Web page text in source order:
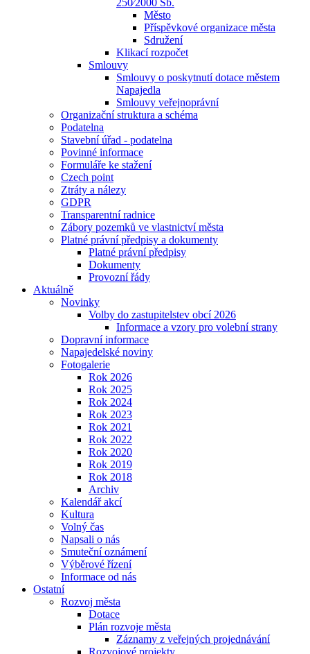
250⁄2000 Sb.
Město
Příspěvkové organizace města
Sdružení
Klikací rozpočet
Smlouvy
Smlouvy o poskytnutí dotace městem
Napajedla
Smlouvy veřejnoprávní
Organizační struktura a schéma
Podatelna
Stavební úřad - podatelna
Povinné informace
Formuláře ke stažení
Czech point
Ztráty a nálezy
GDPR
Transparentní radnice
Zábory pozemků ve vlastnictví města
Platné právní předpisy a dokumenty
Platné právní předpisy
Dokumenty
Provozní řády
Aktuálně
Novinky
Volby do zastupitelstev obcí 2026
Informace a vzory pro volební strany
Dopravní informace
Napajedelské noviny
Fotogalerie
Rok 2026
Rok 2025
Rok 2024
Rok 2023
Rok 2021
Rok 2022
Rok 2020
Rok 2019
Rok 2018
Archiv
Kalendář akcí
Kultura
Volný čas
Napsali o nás
Smuteční oznámení
Výběrové řízení
Informace od nás
Ostatní
Rozvoj města
Dotace
Plán rozvoje města
Záznamy z veřejných projednávání
Rozvojové projekty